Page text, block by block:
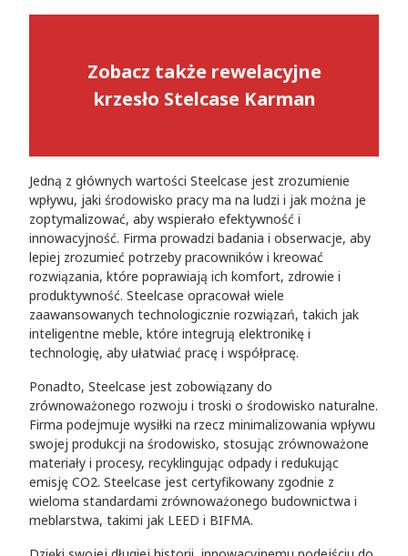
Zobacz także rewelacyjne
krzesło Stelcase Karman
Jedną z głównych wartości Steelcase jest zrozumienie
wpływu, jaki środowisko pracy ma na ludzi i jak można je
zoptymalizować, aby wspierało efektywność i
innowacyjność. Firma prowadzi badania i obserwacje, aby
lepiej zrozumieć potrzeby pracowników i kreować
rozwiązania, które poprawiają ich komfort, zdrowie i
produktywność. Steelcase opracował wiele
zaawansowanych technologicznie rozwiązań, takich jak
inteligentne meble, które integrują elektronikę i
technologię, aby ułatwiać pracę i współpracę.
Ponadto, Steelcase jest zobowiązany do
zrównoważonego rozwoju i troski o środowisko naturalne.
Firma podejmuje wysiłki na rzecz minimalizowania wpływu
swojej produkcji na środowisko, stosując zrównoważone
materiały i procesy, recyklingując odpady i redukując
emisję CO2. Steelcase jest certyfikowany zgodnie z
wieloma standardami zrównoważonego budownictwa i
meblarstwa, takimi jak LEED i BIFMA.